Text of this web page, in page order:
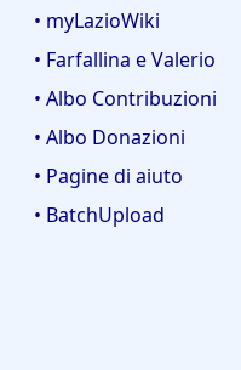
• myLazioWiki
• Farfallina e Valerio
• Albo Contribuzioni
• Albo Donazioni
• Pagine di aiuto
• BatchUpload